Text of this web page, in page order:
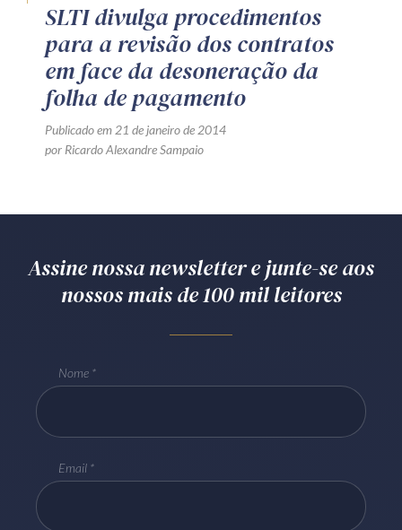
SLTI divulga procedimentos
para a revisão dos contratos
em face da desoneração da
folha de pagamento
Publicado em 21 de janeiro de 2014
por Ricardo Alexandre Sampaio
Assine nossa newsletter e junte-se aos
nossos mais de 100 mil leitores
Nome
Email